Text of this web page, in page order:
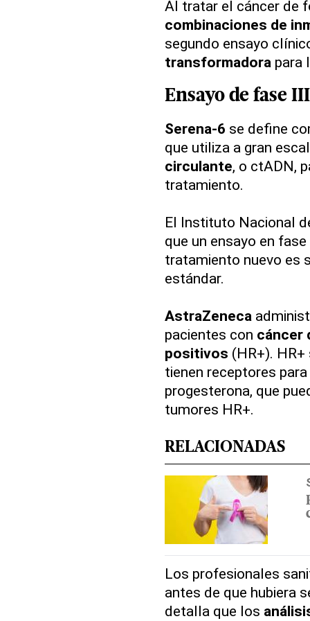
Al tratar el cáncer de
combinaciones de
segundo ensayo
transformadora para
Ensayo de fase III
Serena-6 se define
que utiliza a gran
circulante, o ctADN,
tratamiento.
El Instituto Nacional
que un ensayo en
tratamiento nuevo es
estándar.
AstraZeneca
pacientes con cáncer
positivos (HR+).
tienen receptores
progesterona, que
tumores HR+.
RELACIONADAS
Los profesionales
antes de que hubiera
detalla que los